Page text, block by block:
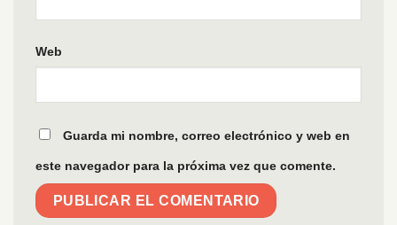
Web
Guarda mi nombre, correo electrónico y web en
este navegador para la próxima vez que comente.